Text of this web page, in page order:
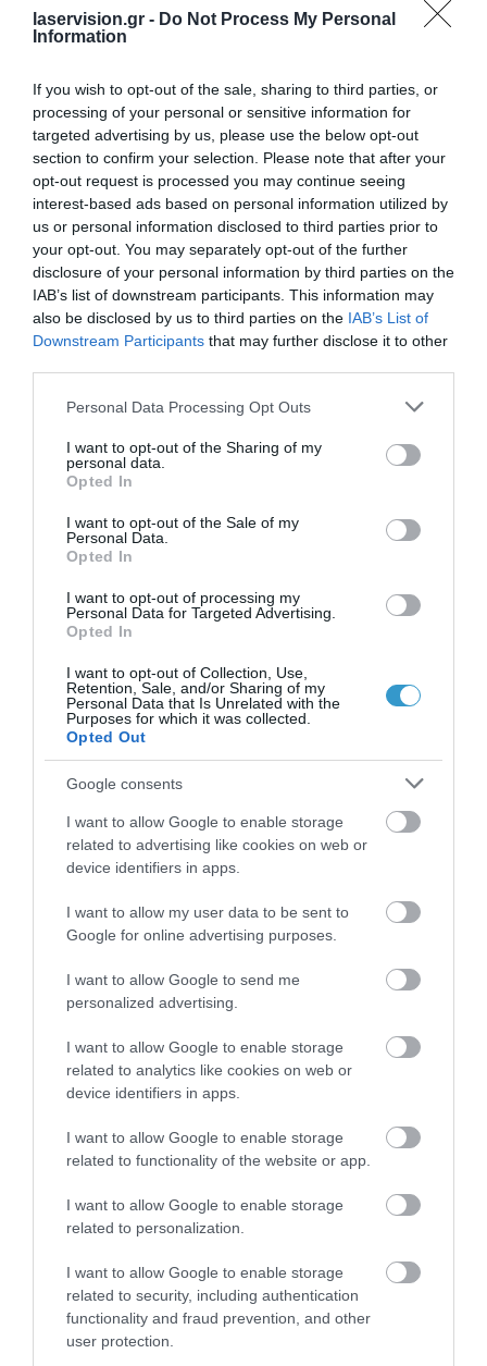
laservision.gr - Do Not Process My Personal
Information
If you wish to opt-out of the sale, sharing to third parties, or
processing of your personal or sensitive information for
targeted advertising by us, please use the below opt-out
section to confirm your selection. Please note that after your
opt-out request is processed you may continue seeing
interest-based ads based on personal information utilized by
us or personal information disclosed to third parties prior to
your opt-out. You may separately opt-out of the further
disclosure of your personal information by third parties on the
IAB’s list of downstream participants. This information may
also be disclosed by us to third parties on the IAB’s List of
Downstream Participants that may further disclose it to other
Please note that this website/app uses one or more Google
not limited to your visit or usage behaviour. You may click to
grant or deny consent to Google and its third-party tags to
use your data for below specified purposes in below Google
consent section.
Personal Data Processing Opt Outs
I want to opt-out of the Sharing of my
personal data.
Opted In
I want to opt-out of the Sale of my
Personal Data.
Opted In
I want to opt-out of processing my
Personal Data for Targeted Advertising.
Opted In
I want to opt-out of Collection, Use,
Retention, Sale, and/or Sharing of my
Personal Data that Is Unrelated with the
Purposes for which it was collected.
Opted Out
Google consents
I want to allow Google to enable storage
related to advertising like cookies on web or
device identifiers in apps.
I want to allow my user data to be sent to
Google for online advertising purposes.
I want to allow Google to send me
personalized advertising.
I want to allow Google to enable storage
related to analytics like cookies on web or
device identifiers in apps.
I want to allow Google to enable storage
related to functionality of the website or app.
I want to allow Google to enable storage
related to personalization.
I want to allow Google to enable storage
related to security, including authentication
functionality and fraud prevention, and other
user protection.
προκαλεί συμπτώματα. Γι’ αυτό τον
κλέφτης» της όρασης. Τα συμπτώματα
αρχίζουν να γίνονται αντιληπτά όταν
υποστεί σημαντικές αλλά ανήκεστες
βλάβες το οπτικό νεύρο. Ουσιαστικά
πρόκειται για μείωση/απώλεια της
περιφερειακής όρασης, που
αναγκάζει τον πάσχοντα να στρέφει
ακούσια το κεφάλι του στο πλάι όταν
ευθεία μπροστά του. Ο ασθενής
σημεία στο οπτικό πεδίο του. Στα πιο
προχωρημένα στάδιά του
επηρεάζεται και η κεντρική όραση.
ΜΕΡΙΚΈΣ ΦΟΡΈΣ ΕΊΝΑΙ ΕΠΕΊΓΟΝ
Το γλαύκωμα κλειστής γωνίας, που
είναι η δεύτερη συχνότερη μορφή
της νόσου, μερικές φορές προκαλεί
οξέα συμπτώματα, όπως έντονο πόνο
στο μάτι ή στο μέτωπο, θολωμένη ή
μειωμένη όραση, ναυτία και έμετο ή/
και άλως («φωτοστέφανα») γύρω από
τα φώτα. Αυτού του είδους τα
περιστατικό και πρέπει να
οφθαλμίατρο. Το γλαύκωμα κλειστής
ασθενείς μευπερμετρωπία.
Ο ΤΑΚΤΙΚΌΣ ΈΛΕΓΧΟΣ ΕΊΝΑΙ
ΔΙΆΓΝΩΣΗ
οφθαλμίατρος θα μετρήσει, μεταξύ
(τονομέτρηση). Η Αμερικανική
Ακαδημία Οφθαλμολογίας (AAO)
συνιστά προληπτικό έλεγχο των